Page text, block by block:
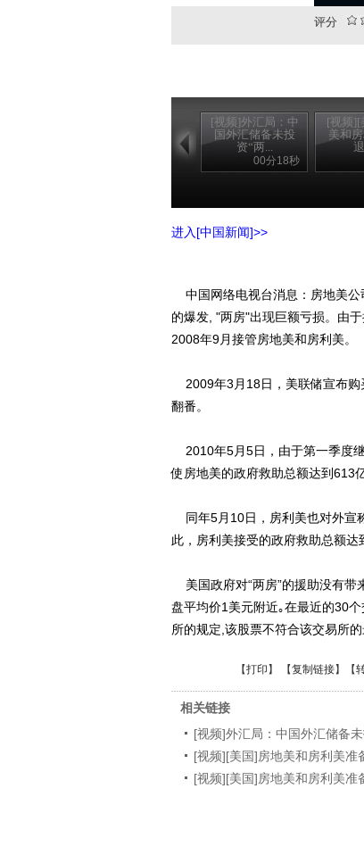
评分
[视频]外汇局：中
国外汇储备未投
资“两...
00分18秒
[视频][
美和
进入[中国新闻]>>
中国网络电视台消息：房地美公
的爆发, "两房"出现巨额亏损。由
2008年9月接管房地美和房利美。
2009年3月18日，美联储宣布购
翻番。
2010年5月5日，由于第一季度
使房地美的政府救助总额达到613
同年5月10日，房利美也对外宣
此，房利美接受的政府救助总额达
美国政府对“两房”的援助没有带
盘平均价1美元附近｡在最近的30
所的规定,该股票不符合该交易所
【打印 】 【复制链接】【
相关链接
[视频]外汇局：中国外汇储备
[视频][美国]房地美和房利美准
[视频][美国]房地美和房利美准